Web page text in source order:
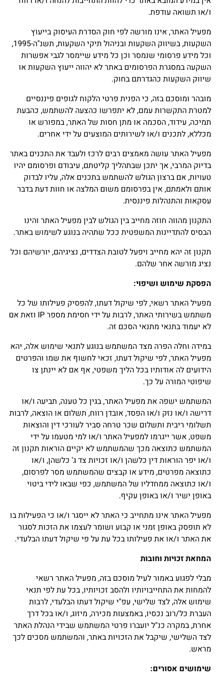
ו/או תשואה עודפת.
מפעיל האתר, אינו מורשה לפי חוק הסדרת העיסוק בייעוץ
השקעות, בשיווק השקעות ובניהול תיקי השקעות, תשנ"ה-1995,
וכל מידע פרסומי שנמסר וכן כל מידע שיימסר לגבי אפשרות
השקעה במסגרת הפרסומים באתר לא יהווה ייעוץ השקעות או
שיווק השקעות כהגדרתם בחוק.
מובהר ומוסכם בזה, כי הפנית פרטי הלקוח לגופים פיננסיים
למטרת התקשרות עמם, לא יתפרשו כהצעה להשתמש, כהבעת
תמיכה, עידוד, הסכמה או מתן חסות של האתר, במפורש או
מכללא, לתכנים ו/או לשירותים המוצעים על ידי אחרים.
מפעיל האתר עושה מאמצים רבים לרכז ולעבד את התכנים באתר
בדיוק המרבי, אך יתכן שבתהליך קליטתם, עיבודם ופרסומם יהיו
טעויות, אם ברצון הגולש להשתמש בתכנים אלה, עליו לבדוק
אותם ולאמתם, אין בפרסומם משום המלצה או חוות דעת בדבר
עסקאות והתנהלות פיננסית.
התקנון מהווה חוזה מחייב בין הגולש לבין מפעיל האתר והינו
הבסיס להתדיינות המשפטית ככל שתהיה בנוגע לשימוש באתר.
תקנון זה יהא מחייב ויפעל לטובת הצדדים, נציגיהם, יורשיהם וכל
נציג מורשה אחר שלהם.
הפסקת שימוש ושיפוי:
מפעיל האתר רשאי, לפי שיקול דעתו, להפסיק פעילותו של כל
משתמש בשירותי האתר, לרבות על ידי חסימת מספר IP וזאת אם
לא יעמוד בתנאי מתנאי הסכם זה.
במידה וחלה הפרה מצד המשתמש בנוגע לתנאי שימוש אלה, יהא
מפעיל האתר, לפי שיקול דעתו, זכאי לחשוף את שמו והפרטים
הידועים לה אודותיו בכל הליך משפטי, אף אם לא יינתן צו
שיפוטי המורה על כך.
המשתמש ישפה את מפעיל האתר, בגין כל טענה, תביעה ו/או
דרישה ו/או נזק ו/או הפסד, אובדן רווח, תשלום או הוצאה, לרבות
תשלומי ריבית ותשלום שכר טרחה סביר לעורכי דין והוצאות
משפט, אשר ייגרמו למפעיל האתר ו/או למי מטעמו על ידי
המשתמש כתוצאה מכך שהמשתמש לא יקיים הוראות תקנון זה
ו/או יפר הוראות דין כלשהן ו/או זכויות צד ג' כלשהן, ו/או
כתוצאה מפרטים, מידע או קבצים שהמשתמש מסר לפרסום,
ו/או כתוצאה ממחדליו של המשתמש, כפי שבאו לידי ביטוי
באופן ישיר ו/או באופן עקיף.
מפעיל האתר אינו מתחייב כי האתר לא ייסגר ו/או כי הפעילות בו
לא תופסק באופן זמני או קבוע ושומר לעצמו את הזכות לסגור
את האתר ו/או את פעילותו בכל עת על פי שיקול דעתו הבלעדי.
המחאת זכויות וחובות
מבלי לפגוע באמור לעיל מוסכם בזה, מפעיל האתר רשאי
להמחות את התחייבויותיו ולהסב זכויותיו, בכל עת לפי תנאי
שימוש אלה, לצד שלישי, עפ"י שיקול דעתו הבלעדי, לרבות
העברת כל/רוב נכסיו, באמצעות מכירה, מיזוג, ו/או בכל דרך
אחרת, במקרה כנ"ל יועברו פרטי המשתמש שבידי הנהלת האתר
לצד השלישי, שיקבל את הזכויות באתר, והמשתמש מסכים לכך
מראש.
שימושים אסורים: